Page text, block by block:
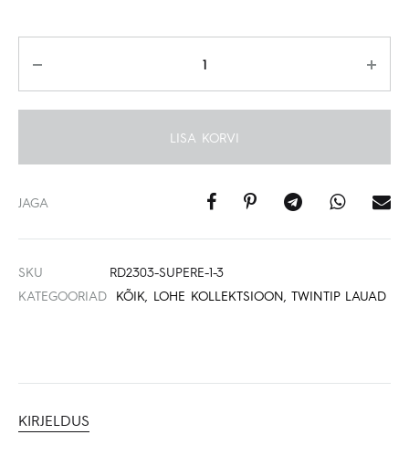
LISA KORVI
JAGA
SKU
RD2303-SUPERE-1-3
KATEGOORIAD
KÕIK LOHE KOLLEKTSIOON TWINTIP LAUAD
KIRJELDUS